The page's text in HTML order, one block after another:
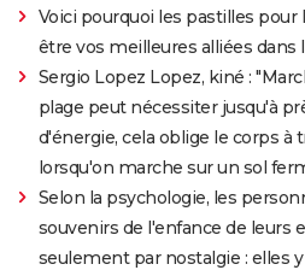
Voici pourquoi les pastilles pour
être vos meilleures alliées dans
Sergio Lopez Lopez, kiné :
plage peut nécessiter jusqu'à
d'énergie, cela oblige le corps à
lorsqu'on marche sur un sol
Selon la psychologie, les
souvenirs de l'enfance de leurs
seulement par nostalgie : elles